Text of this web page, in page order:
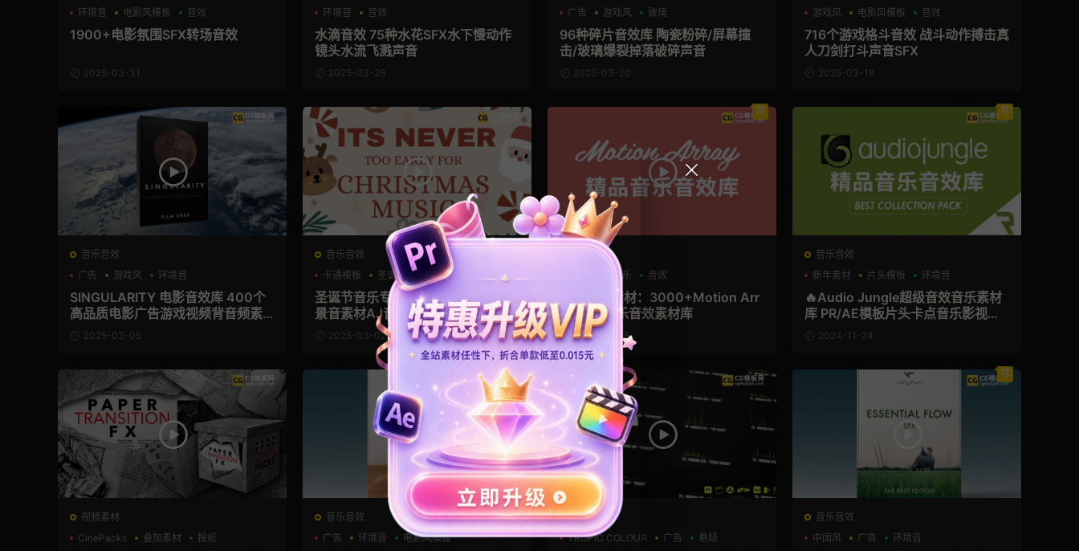
环境音
电影风模板 音效
1900+电影氛围SFX转场音效
2025-03-31
环境音
音效
水滴音效 75种水花SFX水下慢动作
镜头水流飞溅声音
2025-03-28
广告
游戏风 玻璃
96种碎片音效库 陶瓷粉碎/屏幕撞
击/玻璃爆裂掉落破碎声音
2025-03-20
游戏风
电影风模板 音效
716个游戏格斗音效 战斗动作搏击真
人刀剑打斗声音SFX
2025-03-18
音乐音效
广告
游戏风 环境音
SINGULARITY 电影音效库 400个
高品质电影广告游戏视频背音频素
材 2025-03-05
音乐音效
卡通模板
圣诞模板 节日活动
圣诞节音乐专辑 225首节日广告背
景音素材AJ音乐库
2025-03-02
音乐音效
音乐 音效
音乐音效素材：3000+Motion Arr
ay 影片配乐音效素材库
2025-02-25
荐
音乐音效
新年素材
片头模板 环境音
🔥Audio Jungle超级音效音乐素材
库 PR/AE模板片头卡点音乐影视宣
传片后期配乐
2024-11-24
荐
视频素材
CinePacks
叠加素材 报纸
音乐音效
广告
环境音 电影风模板
音乐音效
TROPIC COLOUR
广告 悬疑
音乐音效
中国风
广告 环境音
荐